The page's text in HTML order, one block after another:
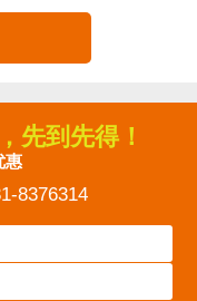
先到先得！
惠
8376314